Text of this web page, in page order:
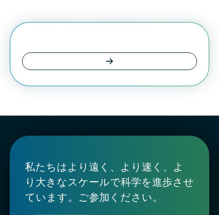
私たちはより遠く、より速く、よ
り大きなスケールで科学を進歩させ
ています。ご参加ください。